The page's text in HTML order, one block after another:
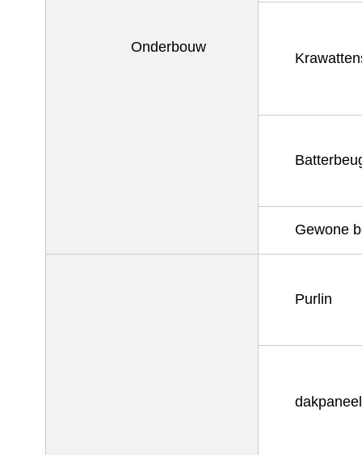
Onderbouw
Gewone
Purlin
dakpaneel